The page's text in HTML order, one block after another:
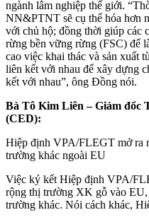
ngành lâm nghiệp thế giới.
NN&PTNT sẽ cụ thể hóa hơn
với chủ hộ; đồng thời giúp các
rừng bền vững rừng (FSC) để
cao việc khai thác và sản xuất
liên kết với nhau để xây dựng
kết với nhau”, ông Đồng nói.
Bà Tô Kim Liên – Giám đốc
(CED):
Hiệp định VPA/FLEGT mở ra
trường khác ngoài EU
Việc ký kết Hiệp định VPA/
rộng thị trường XK gỗ vào
trường khác. Nói cách khác,